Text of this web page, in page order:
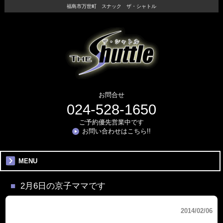
福島市万世町 スナック ザ・シャトル
お問合せ
024-528-1650
ご予約優先営業中です
お問い合わせはこちら!!
MENU
2月6日の京子ママです
2014/02/06